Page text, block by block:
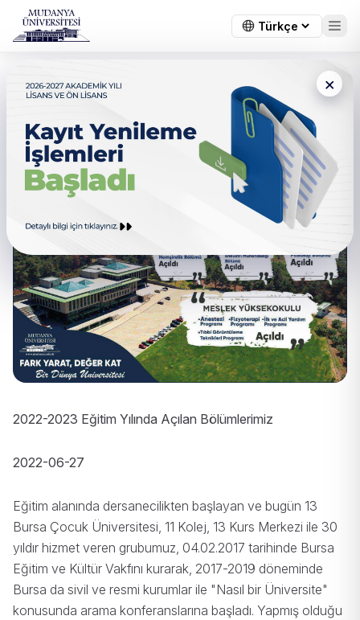
×
← Tüm duyurular
2022-2023 Eğitim Yılında
Açılan Bölümlerimiz
2022-2023 Eğitim Yılında Açılan Bölümlerimiz
2022-06-27
Eğitim alanında dersanecilikten başlayan ve bugün 13
Bursa Çocuk Üniversitesi, 11 Kolej, 13 Kurs Merkezi ile 30
yıldır hizmet veren grubumuz, 04.02.2017 tarihinde Bursa
Eğitim ve Kültür Vakfını kurarak, 2017-2019 döneminde
Bursa da sivil ve resmi kurumlar ile "Nasıl bir Üniversite"
konusunda arama konferanslarına başladı. Yapmış olduğu